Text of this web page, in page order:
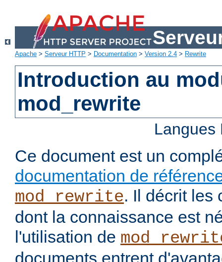
Apache > Serveur HTTP > Documentation > Version 2.4 > Rewrite
Introduction au
mod_rewrite
Ce document est un
documentation de
mod_rewrite. Il décrit les
dont la connaissance est
l'utilisation de
documents entrent